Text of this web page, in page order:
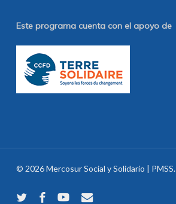
Este programa cuenta con el apoyo de
© 2026 Mercosur Social y Solidario | PMSS.
twitterfacebookyoutubeemail